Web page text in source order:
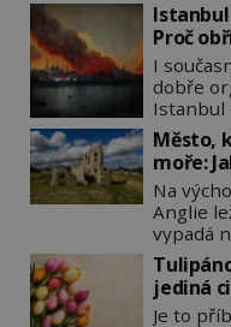
Proč
I
dobře
Istanbul
požárů
těžko si
rizika
ohnivé
jsou
obávány
Město,
moře:
mizí
Na
Anglie
vypadá
právě
z
jediná
než
Je to